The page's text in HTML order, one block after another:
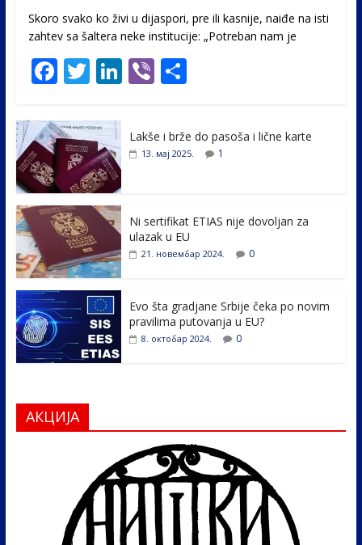
Skoro svako ko živi u dijaspori, pre ili kasnije, naiđe na isti
zahtev sa šaltera neke institucije: „Potreban nam je
F
e
b
o
o
k
T
itt
er
Li
e
Vi
er
S
ar
e
Lakše i brže do pasoša i lične karte
13. мај 2025. 1
Ni sertifikat ETIAS nije dovoljan za
ulazak u EU
21. новембар 2024. 0
Evo šta gradjane Srbije čeka po novim
pravilima putovanja u EU?
8. октобар 2024. 0
АКЦИЈА